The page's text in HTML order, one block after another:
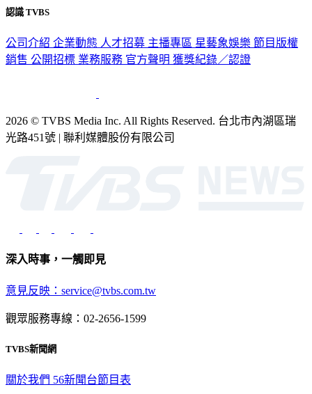
認識 TVBS
公司介紹 企業動態 人才招募 主播專區 星藝象娛樂 節目版權
銷售 公開招標 業務服務 官方聲明 獲獎紀錄／認證
2026 © TVBS Media Inc. All Rights Reserved. 台北市內湖區瑞
光路451號 | 聯利媒體股份有限公司
深入時事，一觸即見
意見反映：service@tvbs.com.tw
觀眾服務專線：02-2656-1599
TVBS新聞網
關於我們 56新聞台節目表